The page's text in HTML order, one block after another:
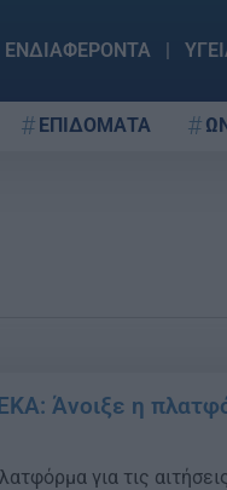
ΕΝΔΙΑΦΕΡΟΝΤΑ
ΕΠΙΔΟΜΑΤΑ
Άνοιξε η
για τις